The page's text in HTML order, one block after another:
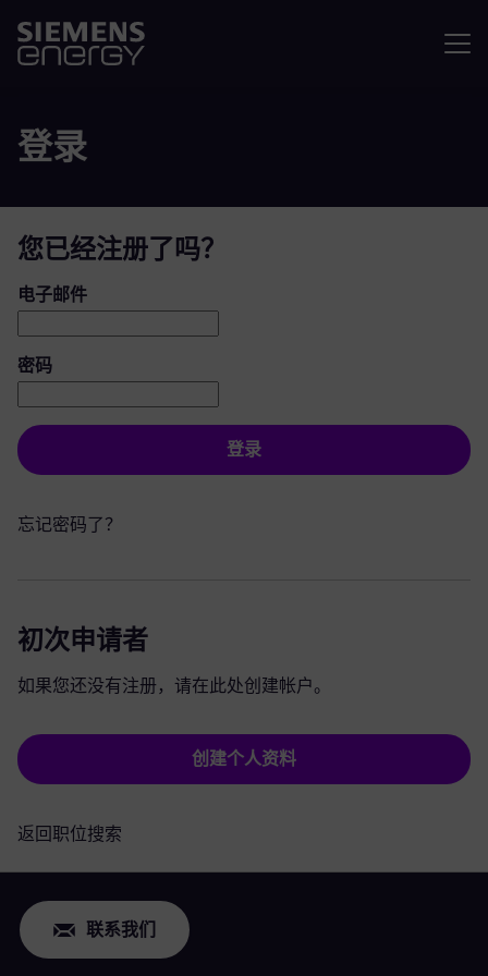
登录
您已经注册了吗？
登录：用户和密码
电子邮件
密码
登录
忘记密码了？
初次申请者
如果您还没有注册，请在此处创建帐户。
创建个人资料
返回职位搜索
联系我们